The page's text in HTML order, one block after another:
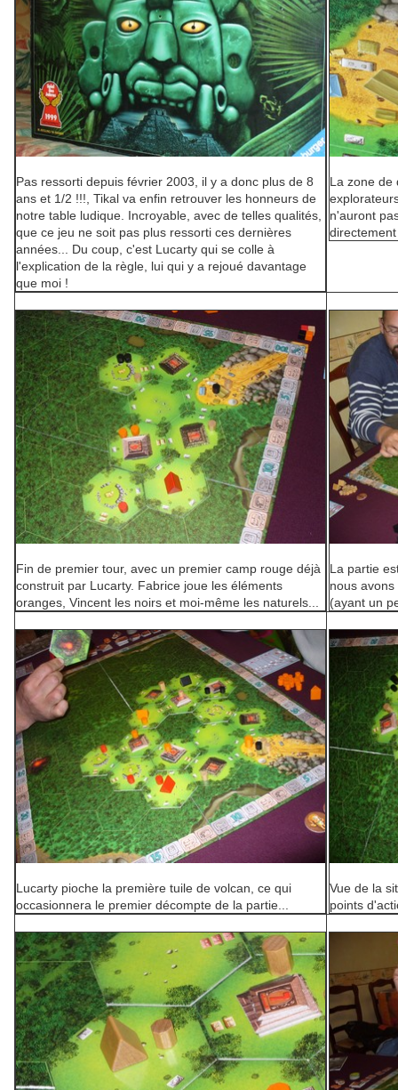
Pas ressorti depuis février 2003, il y a donc plus de 8
ans et 1/2 !!!, Tikal va enfin retrouver les honneurs de
notre table ludique. Incroyable, avec de telles qualités,
que ce jeu ne soit pas plus ressorti ces dernières
années... Du coup, c'est Lucarty qui se colle à
l'explication de la règle, lui qui y a rejoué davantage
que moi !
La zone de
n'auront
Fin de premier tour, avec un premier camp rouge déjà
construit par Lucarty. Fabrice joue les éléments
oranges, Vincent les noirs et moi-même les naturels...
La partie
nous
(ayant un
Lucarty pioche la première tuile de volcan, ce qui
occasionnera le premier décompte de la partie...
Vue de la
points